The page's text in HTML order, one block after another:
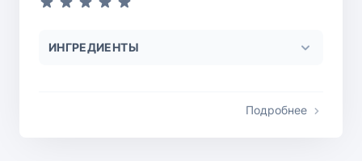
ИНГРЕДИЕНТЫ
Подробнее